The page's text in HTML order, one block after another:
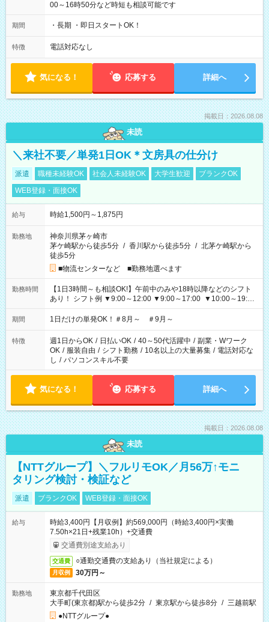
00～16時50分など時短も相談可能です
期間 ・長期 ・即日スタートOK！
特徴 電話対応なし
気になる！ 応募する 詳細へ
掲載日：2026.08.08
未読
＼来社不要／単発1日OK＊文房具の仕分け
派遣 職種未経験OK 社会人未経験OK 大学生歓迎
ブランクOK
WEB登録・面接OK
給与 時給1,500円～1,875円
勤務地
神奈川県茅ヶ崎市
茅ケ崎駅から徒歩5分 / 香川駅から徒歩5分 / 北茅ケ崎駅から
徒歩5分
■物流センターなど ■勤務地選べます
勤務時間
【1日3時間～も相談OK!】午前中のみや18時以降などのシフト
あり！ シフト例 ▼9:00～12:00 ▼9:00～17:00 ▼10:00～19:00
▼18:00～21:00
期間 1日だけの単発OK！＃8月～ ＃9月～
特徴 週1日からOK / 日払いOK / 40～50代活躍中 / 副業・Wワーク
OK / 服装自由 / シフト勤務 / 10名以上の大量募集 / 電話対応な
し / パソコンスキル不要
気になる！ 応募する 詳細へ
掲載日：2026.08.08
未読
【NTTグループ】＼フルリモOK／月56万↑モニ
タリング検討・検証など
派遣 ブランクOK WEB登録・面接OK
給与
時給3,400円【月収例】約569,000円（時給3,400円×実働
7.50h×21日+残業10h）+交通費
交通費別途支給あり
交通費 ○通勤交通費の支給あり（当社規定による）
月収例 30万円～
勤務地
東京都千代田区
大手町(東京都)駅から徒歩2分 / 東京駅から徒歩8分 / 三越前駅
●NTTグループ●